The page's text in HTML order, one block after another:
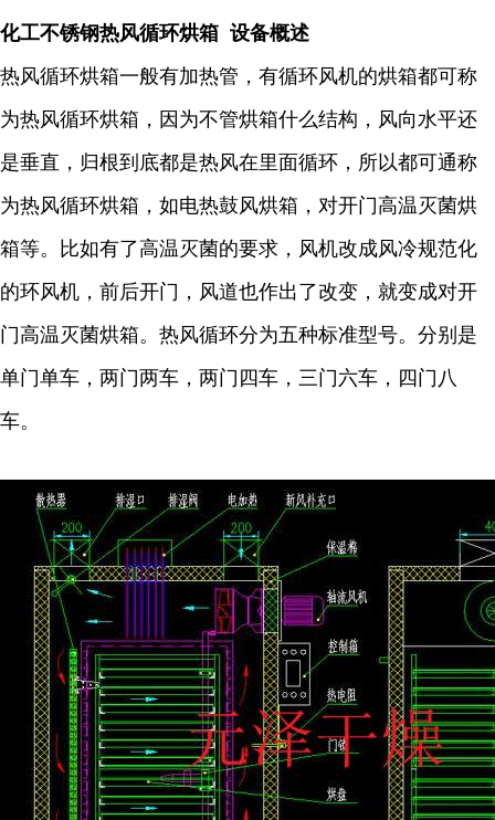
化工不锈钢热风循环烘箱 设备概述
热风循环烘箱一般有加热管，有循环风机的烘箱都可称
为热风循环烘箱，因为不管烘箱什么结构，风向水平还
是垂直，归根到底都是热风在里面循环，所以都可通称
为热风循环烘箱，如电热鼓风烘箱，对开门高温灭菌烘
箱等。比如有了高温灭菌的要求，风机改成风冷规范化
的环风机，前后开门，风道也作出了改变，就变成对开
门高温灭菌烘箱。热风循环分为五种标准型号。分别是
单门单车，两门两车，两门四车，三门六车，四门八
车。